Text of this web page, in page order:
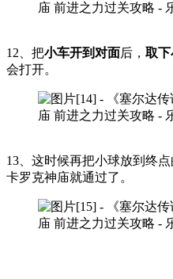
12、把小车开到对面后， 取
会打开。
13、这时候再把小球放到终
卡罗克神庙就通过了。